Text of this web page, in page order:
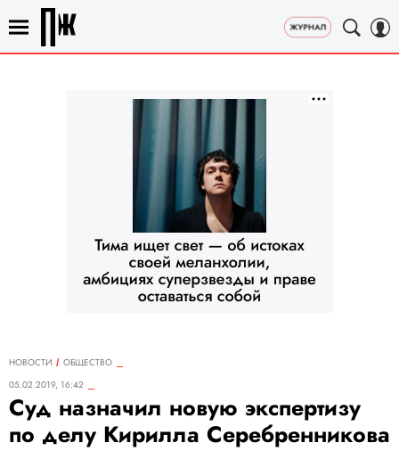
НОВОСТИ
ОБЩЕСТВО
05.02.2019, 16:42
Суд назначил новую экспертизу
по делу Кирилла Серебренникова